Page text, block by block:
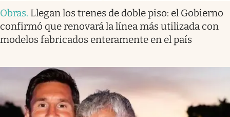
Obras. Llegan los trenes de doble piso: el Gobierno
confirmó que renovará la línea más utilizada con
modelos fabricados enteramente en el país